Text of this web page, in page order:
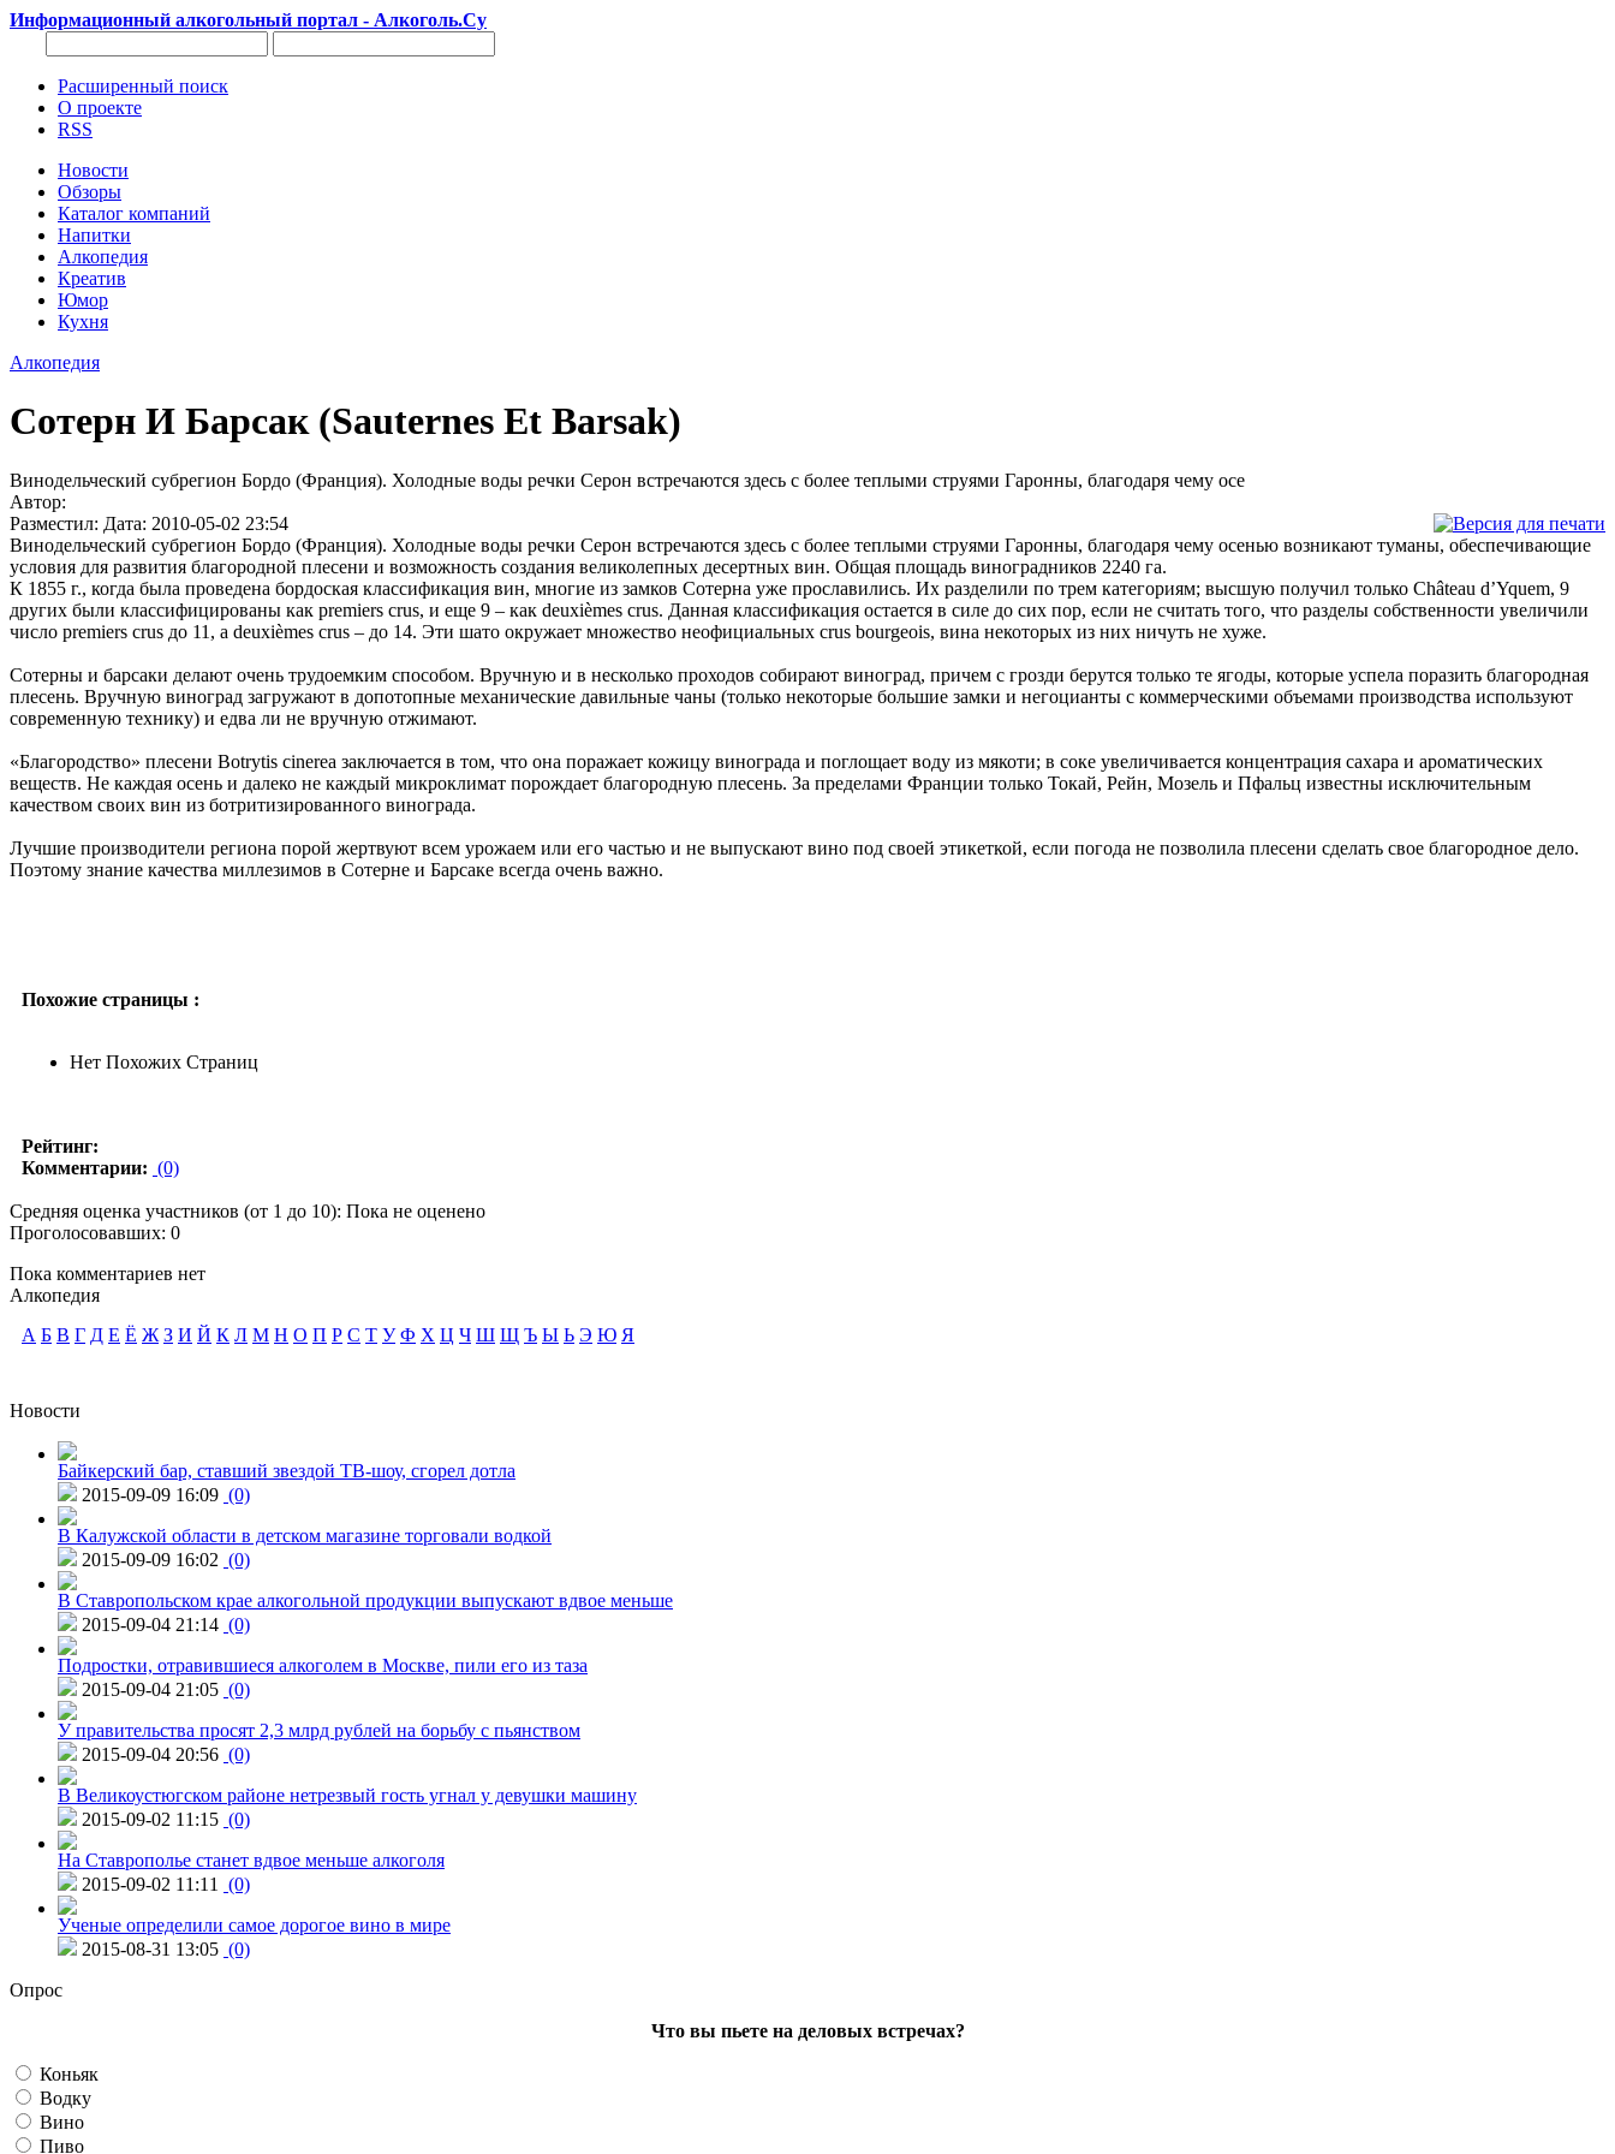
Информационный алкогольный портал - Алкоголь.Су
Расширенный поиск
О проекте
RSS
Новости
Обзоры
Каталог компаний
Напитки
Алкопедия
Креатив
Юмор
Кухня
Алкопедия
Сотерн И Барсак (Sauternes Et Barsak)
Винодельческий субрегион Бордо (Франция). Холодные воды речки Серон встречаются здесь с более теплыми струями Гаронны, благодаря чему осе
Автор:
Разместил: Дата: 2010-05-02 23:54
Винодельческий субрегион Бордо (Франция). Холодные воды речки Серон встречаются здесь с более теплыми струями Гаронны, благодаря чему осенью возникают туманы, обеспечивающие
условия для развития благородной плесени и возможность создания великолепных десертных вин. Общая площадь виноградников 2240 га.
К 1855 г., когда была проведена бордоская классификация вин, многие из замков Сотерна уже прославились. Их разделили по трем категориям; высшую получил только Château d’Yquem, 9
других были классифицированы как premiers crus, и еще 9 – как deuxièmes crus. Данная классификация остается в силе до сих пор, если не считать того, что разделы собственности увеличили
число premiers crus до 11, а deuxièmes crus – до 14. Эти шато окружает множество неофициальных crus bourgeois, вина некоторых из них ничуть не хуже.
Сотерны и барсаки делают очень трудоемким способом. Вручную и в несколько проходов собирают виноград, причем с грозди берутся только те ягоды, которые успела поразить благородная
плесень. Вручную виноград загружают в допотопные механические давильные чаны (только некоторые большие замки и негоцианты с коммерческими объемами производства используют
современную технику) и едва ли не вручную отжимают.
«Благородство» плесени Botrytis cinerea заключается в том, что она поражает кожицу винограда и поглощает воду из мякоти; в соке увеличивается концентрация сахара и ароматических
веществ. Не каждая осень и далеко не каждый микроклимат порождает благородную плесень. За пределами Франции только Токай, Рейн, Мозель и Пфальц известны исключительным
качеством своих вин из ботритизированного винограда.
Лучшие производители региона порой жертвуют всем урожаем или его частью и не выпускают вино под своей этикеткой, если погода не позволила плесени сделать свое благородное дело.
Поэтому знание качества миллезимов в Сотерне и Барсаке всегда очень важно.
Похожие страницы :
Нет Похожих Страниц
Рейтинг:
Комментарии: (0)
Средняя оценка участников (от 1 до 10): Пока не оценено
Проголосовавших: 0
Пока комментариев нет
Алкопедия
А Б В Г Д Е Ё Ж З И Й К Л М Н О П Р С Т У Ф Х Ц Ч Ш Щ Ъ Ы Ь Э Ю Я
Новости
Байкерский бар, ставший звездой ТВ-шоу, сгорел дотла
2015-09-09 16:09 (0)
В Калужской области в детском магазине торговали водкой
2015-09-09 16:02 (0)
В Ставропольском крае алкогольной продукции выпускают вдвое меньше
2015-09-04 21:14 (0)
Подростки, отравившиеся алкоголем в Москве, пили его из таза
2015-09-04 21:05 (0)
У правительства просят 2,3 млрд рублей на борьбу с пьянством
2015-09-04 20:56 (0)
В Великоустюгском районе нетрезвый гость угнал у девушки машину
2015-09-02 11:15 (0)
На Ставрополье станет вдвое меньше алкоголя
2015-09-02 11:11
(0)
Ученые определили самое дорогое вино в мире
2015-08-31 13:05 (0)
Опрос
Что вы пьете на деловых встречах?
Коньяк
Водку
Вино
Пиво